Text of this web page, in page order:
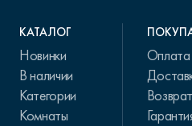
КАТАЛОГ
Новинки
В наличии
Категории
Комнаты
Оплата